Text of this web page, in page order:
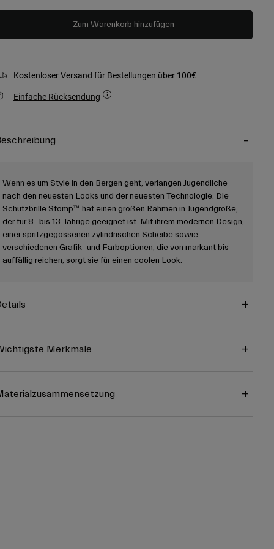
Zum Warenkorb hinzufügen
Kostenloser Versand für Bestellungen über 100€
Einfache Rücksendung
Wenn es um Style in den Bergen geht, verlangen Jugendliche
nach den neuesten Looks und der neuesten Technologie. Die
Schutzbrille Stomp™ hat einen großen Rahmen in Jugendgröße,
der für 8- bis 13-Jährige geeignet ist. Mit ihrem modernen Design,
einer spritzgegossenen zylindrischen Scheibe sowie
verschiedenen Grafik- und Farboptionen, die von markant bis
auffällig reichen, sorgt sie für einen coolen Look.
Merkmale